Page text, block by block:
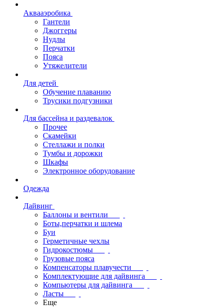
Аквааэробика
Гантели
Джоггеры
Нудлы
Перчатки
Пояса
Утяжелители
Для детей
Обучение плаванию
Трусики подгузники
Для бассейна и раздевалок
Прочее
Скамейки
Стеллажи и полки
Тумбы и дорожки
Шкафы
Электронное оборудование
Одежда
Дайвинг
Баллоны и вентили
Боты,перчатки и шлема
Буи
Герметичные чехлы
Гидрокостюмы
Грузовые пояса
Компенсаторы плавучести
Комплектующие для дайвинга
Компьютеры для дайвинга
Ласты
Еще